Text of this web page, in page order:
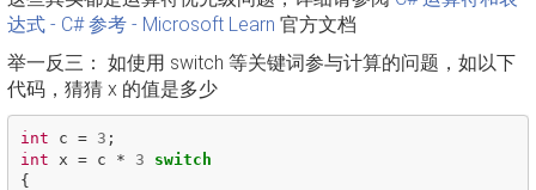
达式 - C# 参考 - Microsoft Learn 官方文档
举一反三： 如使用 switch 等关键词参与计算的问题，如以下
代码，猜猜 x 的值是多少
int c = 3 ;
int
x = c * 3
switch
{